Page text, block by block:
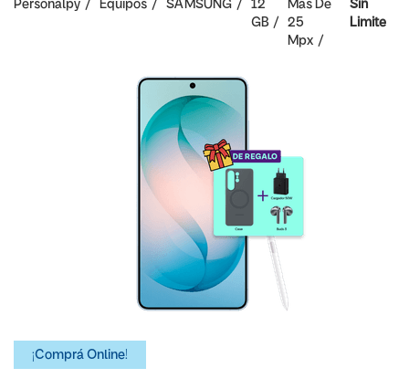
Personalpy Equipos SAMSUNG
12
GB
Mas De
25
Mpx
Sin
Limite
¡Comprá Online!